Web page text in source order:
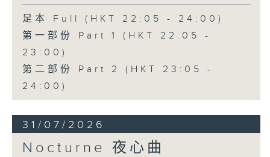
足本 Full (HKT 22:05 - 24:00)
第一部份 Part 1 (HKT 22:05 -
23:00)
第二部份 Part 2 (HKT 23:05 -
24:00)
31/07/2026
Nocturne 夜心曲